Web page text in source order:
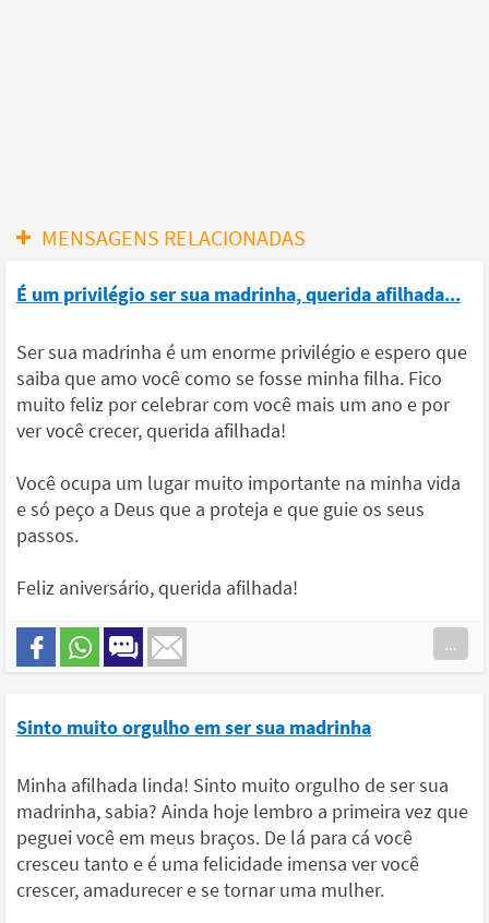
MENSAGENS RELACIONADAS
É um privilégio ser sua madrinha, querida afilhada...
Ser sua madrinha é um enorme privilégio e espero que
saiba que amo você como se fosse minha filha. Fico
muito feliz por celebrar com você mais um ano e por
ver você crecer, querida afilhada!
Você ocupa um lugar muito importante na minha vida
e só peço a Deus que a proteja e que guie os seus
passos.
Feliz aniversário, querida afilhada!
...
Sinto muito orgulho em ser sua madrinha
Minha afilhada linda! Sinto muito orgulho de ser sua
madrinha, sabia? Ainda hoje lembro a primeira vez que
peguei você em meus braços. De lá para cá você
cresceu tanto e é uma felicidade imensa ver você
crescer, amadurecer e se tornar uma mulher.